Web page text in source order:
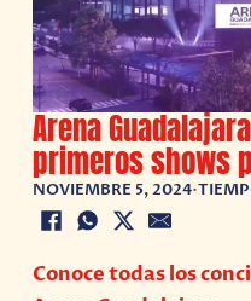
Arena
primeros shows
NOVIEMBRE 5, 2024•
Conoce todas los